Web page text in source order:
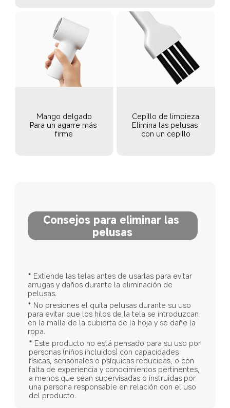
Mango delgado
Para un agarre más
firme
Cepillo de limpieza
Elimina las pelusas
con un cepillo
Consejos para eliminar las
pelusas
* Extiende las telas antes de usarlas para evitar
arrugas y daños durante la eliminación de
pelusas.
* No presiones el quita pelusas durante su uso
para evitar que los hilos de la tela se introduzcan
en la malla de la cubierta de la hoja y se dañe la
ropa.
* Este producto no está pensado para su uso por
personas (niños incluidos) con capacidades
físicas, sensoriales o psíquicas reducidas, o con
falta de experiencia y conocimientos pertinentes,
a menos que sean supervisadas o instruidas por
una persona responsable en relación con el uso
del producto.